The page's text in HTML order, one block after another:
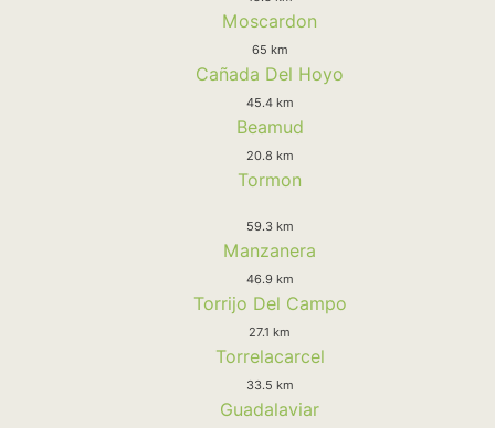
Moscardon
65 km
Cañada Del Hoyo
45.4 km
Beamud
20.8 km
Tormon
59.3 km
Manzanera
46.9 km
Torrijo Del Campo
27.1 km
Torrelacarcel
33.5 km
Guadalaviar